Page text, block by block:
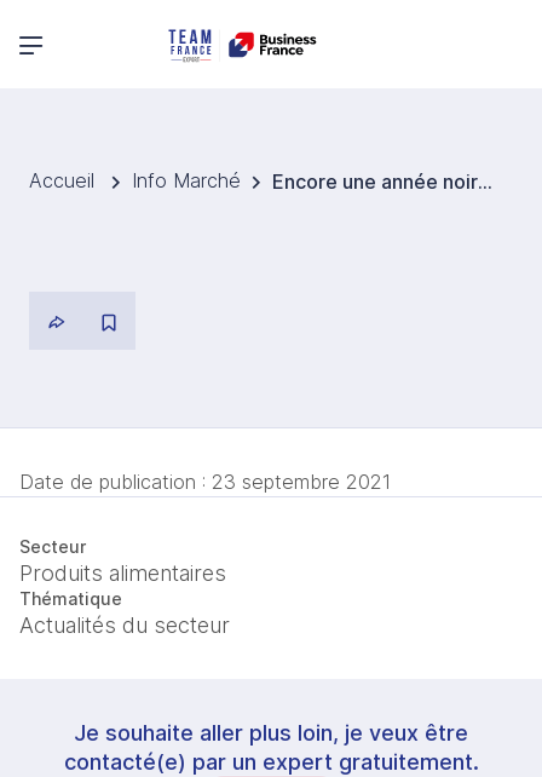
Menu principal
Accueil Info Marché Encore une année noire pour les pommes de terre belges ?
Date de publication : 23 septembre 2021
Secteur
Produits alimentaires
Thématique
Actualités du secteur
Je souhaite aller plus loin, je veux être
contacté(e) par un expert gratuitement.